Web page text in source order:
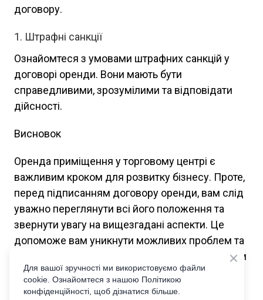
договору.
Штрафні санкції
Ознайомтеся з умовами штрафних санкцій у
договорі оренди. Вони мають бути
справедливими, зрозумілими та відповідати
дійсності.
Висновок
Оренда приміщення у торговому центрі є
важливим кроком для розвитку бізнесу. Проте,
перед підписанням договору оренди, вам слід
уважно переглянути всі його положення та
звернути увагу на вищезгадані аспекти. Це
допоможе вам уникнути можливих проблем та
забезпечити стабільність вашого бізнесу. Окрім
цього, не забудьте скористатися нашими
додатковими матеріалами, які містять корисні
Для вашої зручності ми використовуємо файли
cookie. Ознайомтеся з нашою Політикою
конфіденційності, щоб дізнатися більше.